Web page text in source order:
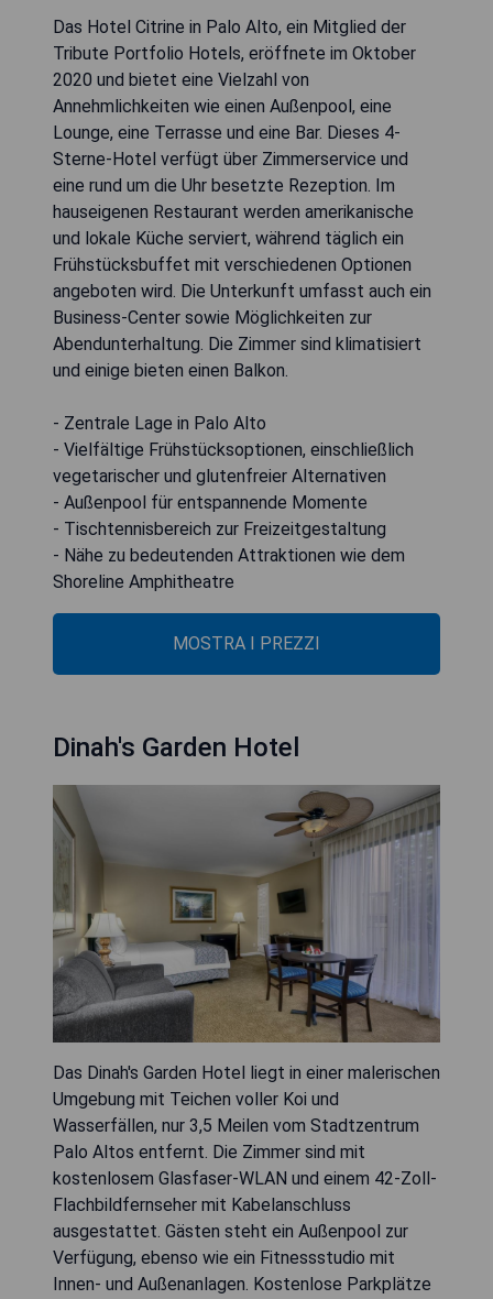
Das Hotel Citrine in Palo Alto, ein Mitglied der
Tribute Portfolio Hotels, eröffnete im Oktober
2020 und bietet eine Vielzahl von
Annehmlichkeiten wie einen Außenpool, eine
Lounge, eine Terrasse und eine Bar. Dieses 4-
Sterne-Hotel verfügt über Zimmerservice und
eine rund um die Uhr besetzte Rezeption. Im
hauseigenen Restaurant werden amerikanische
und lokale Küche serviert, während täglich ein
Frühstücksbuffet mit verschiedenen Optionen
angeboten wird. Die Unterkunft umfasst auch ein
Business-Center sowie Möglichkeiten zur
Abendunterhaltung. Die Zimmer sind klimatisiert
und einige bieten einen Balkon.
- Zentrale Lage in Palo Alto
- Vielfältige Frühstücksoptionen, einschließlich
vegetarischer und glutenfreier Alternativen
- Außenpool für entspannende Momente
- Tischtennisbereich zur Freizeitgestaltung
- Nähe zu bedeutenden Attraktionen wie dem
Shoreline Amphitheatre
MOSTRA I PREZZI
Dinah's Garden Hotel
Das Dinah's Garden Hotel liegt in einer malerischen
Umgebung mit Teichen voller Koi und
Wasserfällen, nur 3,5 Meilen vom Stadtzentrum
Palo Altos entfernt. Die Zimmer sind mit
kostenlosem Glasfaser-WLAN und einem 42-Zoll-
Flachbildfernseher mit Kabelanschluss
ausgestattet. Gästen steht ein Außenpool zur
Verfügung, ebenso wie ein Fitnessstudio mit
Innen- und Außenanlagen. Kostenlose Parkplätze